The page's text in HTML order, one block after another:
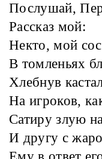
Послушай,
Рассказ мой:
Некто, мой
В томленьях
Хлебнув
На игроков,
Сатиру злую
И другу с